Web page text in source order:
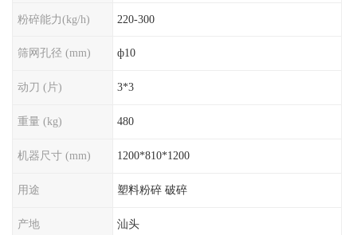
粉碎能力(kg/h) 220-300
筛网孔径 (mm) ф10
动刀 (片) 3*3
重量 (kg) 480
机器尺寸 (mm) 1200*810*1200
用途 塑料粉碎 破碎
产地 汕头